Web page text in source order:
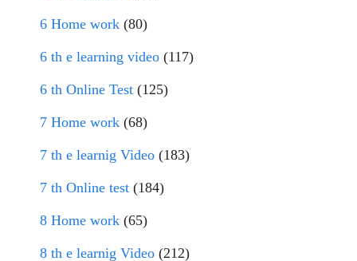
6 Home work (80)
6 th e learning video (117)
6 th Online Test (125)
7 Home work (68)
7 th e learnig Video (183)
7 th Online test (184)
8 Home work (65)
8 th e learnig Video (212)